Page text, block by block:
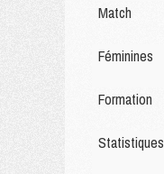
Match
Féminines
Formation
Statistiques